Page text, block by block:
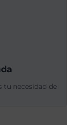
tu necesidad de